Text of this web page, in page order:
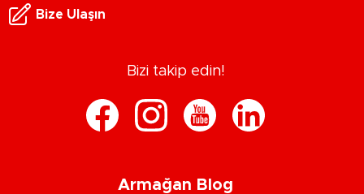
Bize Ulaşın
Bizi takip edin!
Armağan Blog